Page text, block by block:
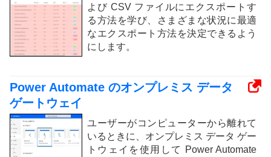
よび CSV ファイルにエクスポートす
る方法を学び、さまざまな状況に最適
なエクスポート方法を決定できるよう
にします。
Power Automate のオンプレミス データ
ゲートウェイ
ユーザーがコンピューターから離れて
いるときに、オンプレミス データ ゲー
トウェイを使用して Power Automate